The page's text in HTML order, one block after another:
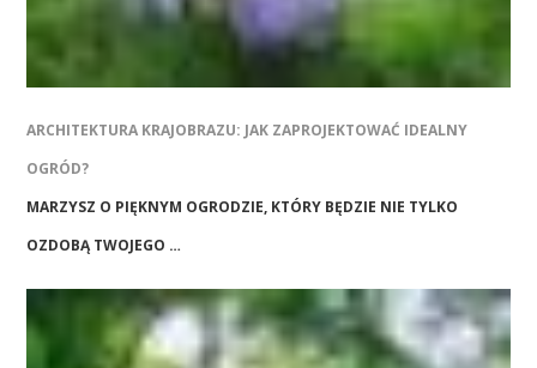
ARCHITEKTURA KRAJOBRAZU: JAK ZAPROJEKTOWAĆ IDEALNY
OGRÓD?
MARZYSZ O PIĘKNYM OGRODZIE, KTÓRY BĘDZIE NIE TYLKO
OZDOBĄ TWOJEGO …